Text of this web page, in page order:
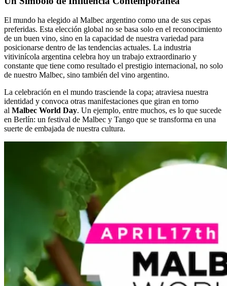
El mundo ha elegido al Malbec argentino como una de sus cepas
preferidas. Esta elección global no se basa solo en el reconocimiento
de un buen vino, sino en la capacidad de nuestra variedad para
posicionarse dentro de las tendencias actuales. La industria
vitivinícola argentina celebra hoy un trabajo extraordinario y
constante que tiene como resultado el prestigio internacional, no solo
de nuestro Malbec, sino también del vino argentino.
La celebración en el mundo trasciende la copa; atraviesa nuestra
identidad y convoca otras manifestaciones que giran en torno
al Malbec World Day. Un ejemplo, entre muchos, es lo que sucede
en Berlín: un festival de Malbec y Tango que se transforma en una
suerte de embajada de nuestra cultura.